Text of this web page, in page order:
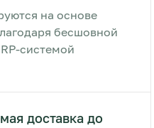
на основе
бесшовной
системой
доставка до